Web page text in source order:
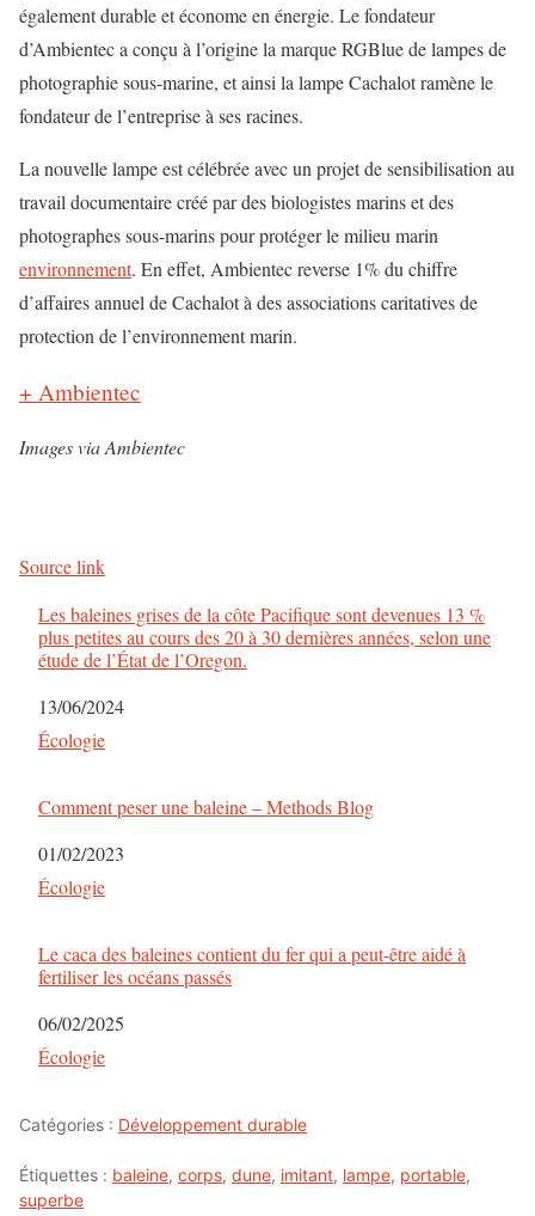
également durable et économe en énergie. Le fondateur
d’Ambientec a conçu à l’origine la marque RGBlue de lampes de
photographie sous-marine, et ainsi la lampe Cachalot ramène le
fondateur de l’entreprise à ses racines.
La nouvelle lampe est célébrée avec un projet de sensibilisation au
travail documentaire créé par des biologistes marins et des
photographes sous-marins pour protéger le milieu marin
environnement. En effet, Ambientec reverse 1% du chiffre
d’affaires annuel de Cachalot à des associations caritatives de
protection de l’environnement marin.
+ Ambientec
Images via Ambientec
Source link
Les baleines grises de la côte Pacifique sont devenues 13 %
plus petites au cours des 20 à 30 dernières années, selon une
étude de l’État de l’Oregon.
Date
13/06/2024
Par rapport à
Écologie
Comment peser une baleine – Methods Blog
Date
01/02/2023
Par rapport à
Écologie
Le caca des baleines contient du fer qui a peut-être aidé à
fertiliser les océans passés
Date
06/02/2025
Par rapport à
Écologie
Catégories : Développement durable
Étiquettes : baleine, corps, dune, imitant, lampe, portable,
superbe